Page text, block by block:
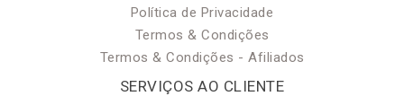
Política de Privacidade
Termos & Condições
Termos & Condições - Afiliados
SERVIÇOS AO CLIENTE